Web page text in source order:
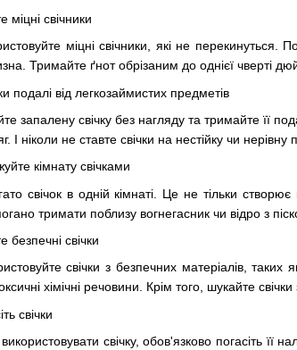
міцні свічники
міцні свічники, які не перекинуться.
Тримайте ґнот обрізаним до однієї чверті
подалі від легкозаймистих предметів
запалену свічку без нагляду та тримайте її
І ніколи не ставте свічки на нестійку чи нерівну
кімнату свічками
свічок в одній кімнаті. Це не тільки
тримати поблизу вогнегасник чи відро з
безпечні свічки
свічки з безпечних матеріалів, таких
хімічні речовини. Крім того, шукайте
свічки
свічку, обов'язково погасіть